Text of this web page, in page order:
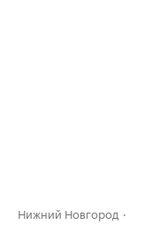
Нижний Новгород